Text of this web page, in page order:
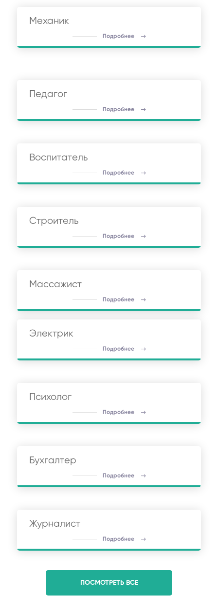
Механик
Подробнее
Педагог
Подробнее
Воспитатель
Подробнее
Строитель
Подробнее
Массажист
Подробнее
Электрик
Подробнее
Психолог
Подробнее
Бухгалтер
Подробнее
Журналист
Подробнее
ПОСМОТРЕТЬ ВСЕ